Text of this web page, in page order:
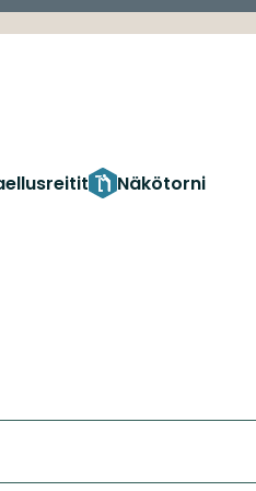
Näkötorni